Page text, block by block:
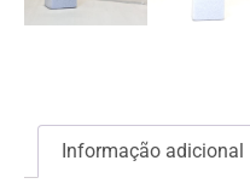
Informação adicional